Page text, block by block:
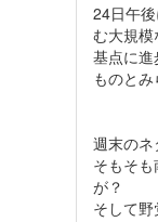
24日午
む大規
基点に
ものとみ
週末の
そもそ
が？
そして